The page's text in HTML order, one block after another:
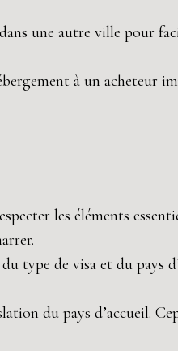
une autre ville pour
à un acheteur
les éléments
type de visa et du pays
du pays d’accueil.